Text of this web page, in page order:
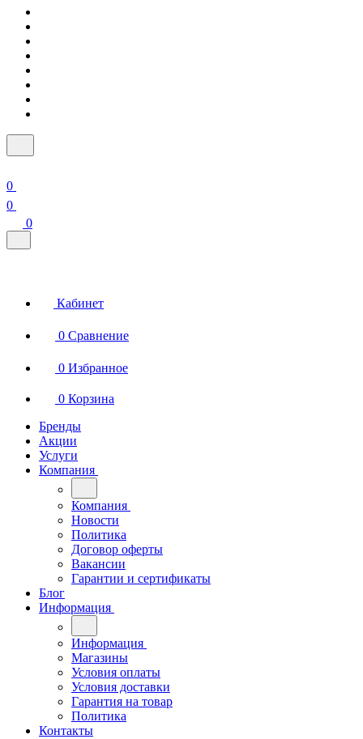
0
0
0
Кабинет
0 Сравнение
0 Избранное
0 Корзина
Бренды
Акции
Услуги
Компания
Компания
Новости
Политика
Договор оферты
Вакансии
Гарантии и сертификаты
Блог
Информация
Информация
Магазины
Условия оплаты
Условия доставки
Гарантия на товар
Политика
Контакты